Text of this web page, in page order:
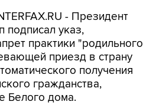
- Президент
указ,
практики "родильного
приезд в страну
получения
гражданства,
Белого дома.